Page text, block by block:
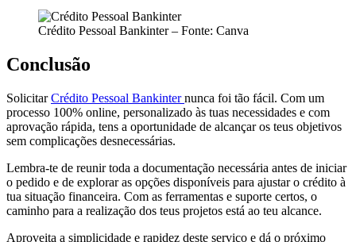
Crédito Pessoal Bankinter – Fonte: Canva
Conclusão
SolicitarCrédito Pessoal Bankinternunca foi tão fácil. Com um
processo 100% online, personalizado às tuas necessidades e com
aprovação rápida, tens a oportunidade de alcançar os teus objetivos
sem complicações desnecessárias.
Lembra-te de reunir toda a documentação necessária antes de iniciar
o pedido e de explorar as opções disponíveis para ajustar o crédito à
tua situação financeira. Com as ferramentas e suporte certos, o
caminho para a realização dos teus projetos está ao teu alcance.
Aproveita a simplicidade e rapidez deste serviço e dá o próximo